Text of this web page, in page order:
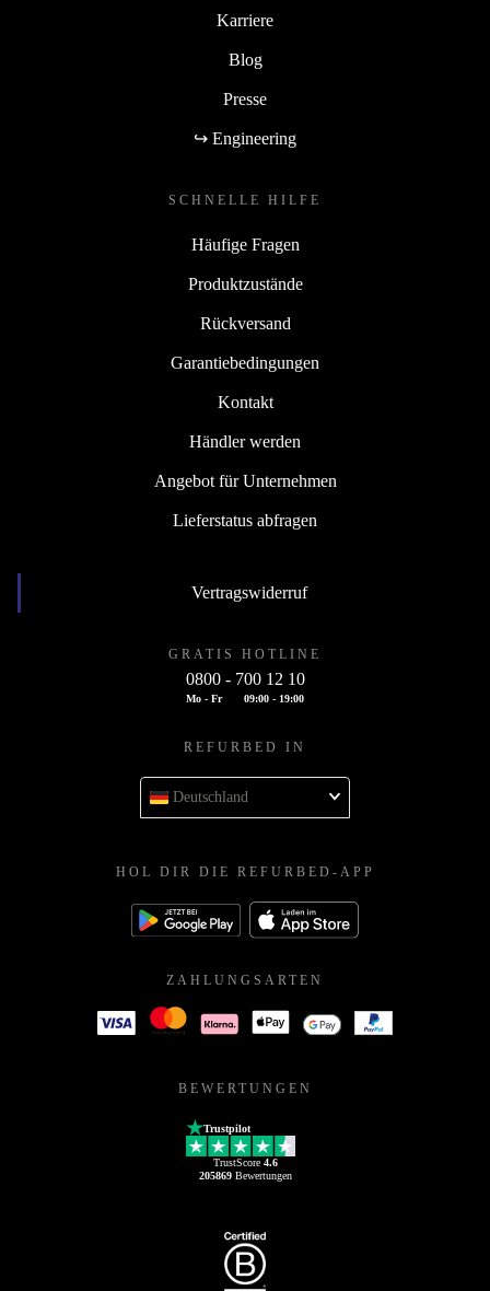
Karriere
Blog
Presse
↪ Engineering
SCHNELLE HILFE
Häufige Fragen
Produktzustände
Rückversand
Garantiebedingungen
Kontakt
Händler werden
Angebot für Unternehmen
Lieferstatus abfragen
Vertragswiderruf
GRATIS HOTLINE
0800 - 700 12 10
Mo - Fr 09:00 - 19:00
REFURBED IN
Deutschland
HOL DIR DIE REFURBED-APP
ZAHLUNGSARTEN
BEWERTUNGEN
Trustpilot
TrustScore 4.6
205869Bewertungen